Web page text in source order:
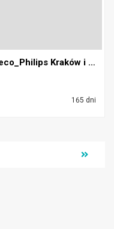
Naprawa ekspresów do kawy Saeco_Philips Kraków i o...
165 dni